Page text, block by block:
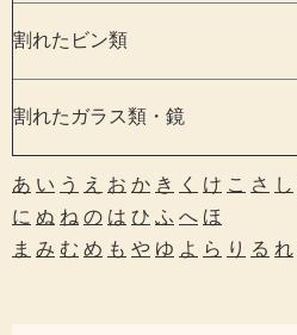
割れたビン類
割れたガラス類・鏡
あ い う え お か き く け こ さ し
に ぬ ね の は ひ ふ へ ほ
ま み む め も や ゆ よ ら り る れ